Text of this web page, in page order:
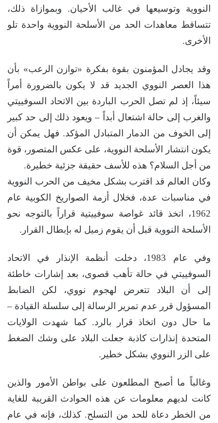
النووية وتوسيعها في غالب الأحيان. وبموازاة ذلك،
تتساقط معاهدات الحد من الأسلحة النووية واحدة تلو
الأخرى.
وقد يجادل المؤمنون بقوة بفكرة «توازن الرعب» بأن
هذا العصر النووي الجديد قد لا يكون بالضرورة أمراً
سيئاً، إذ لم تصل الحرب الباردة بين الاتحاد السوفييتي
والغرب إلى حالة اشتعال أبداً – ويعود ذلك إلى حد كبير
إلى الخوف من الدمار المتبادل المؤكد. فهل يمكن أن
يكون انتشار الأسلحة النووية، على عكس المتصور، قوة
من أجل السلام؟ هذه للأسف حقيقة جزئية خطيرة.
وكان العالم قد اقترب بشكل مخيف من الحرب النووية
في مناسبات عدة، فخلال أزمة الصواريخ الكوبية عام
1962، اتخذ قائد غواصة سوفييتية قراراً بالتوجه نحو
الأسلحة النووية قبل أن يقوم زميل له بإبطال القرار.
وفي عام 1983، دخلت أنظمة الإنذار في الاتحاد
السوفييتي في حالة تأهب قصوى، بعد إشارات خاطئة
إلى أن البلاد تتعرض لهجوم نووي، لكن الضابط
المسؤول قرر عدم تمرير الرسالة إلى سلسلة القيادة –
ما حال دون اتخاذ قرار بالرد. كما شهدت الولايات
المتحدة إنذارات كاذبة جعلت البلاد على وشك الضغط
على الزر النووي بشكل خطير.
وغالباً ما أصبح المطلعون على بواطن الأمور والذين
كانت لديهم معلومات عن هذه الحوادث القريبة للغاية
من الخطر دعاة للحد من التسلح. كذلك، فإنه في عام